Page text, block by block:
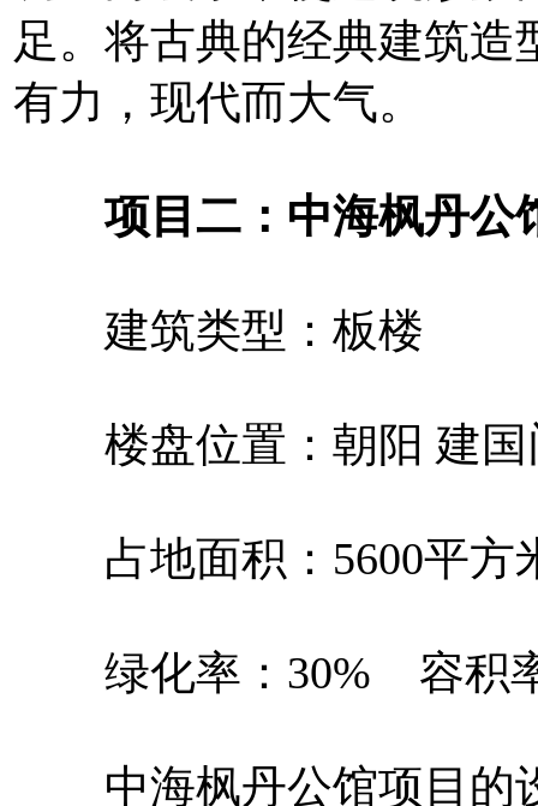
足。将古典的经典建筑
有力，现代而大气。
项目二：中海枫丹公
建筑类型：板楼
楼盘位置：朝阳 建国
占地面积：5600平方
绿化率：30% 容积
中海枫丹公馆项目的